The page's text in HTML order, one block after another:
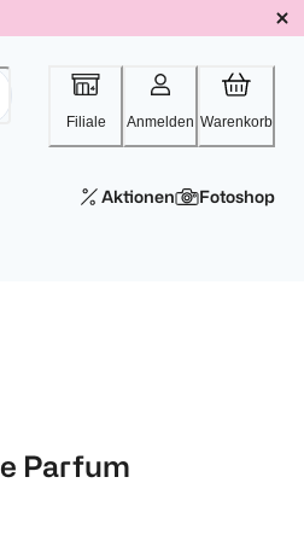
Filiale Anmelden Warenkorb
Aktionen Fotoshop
Parfum